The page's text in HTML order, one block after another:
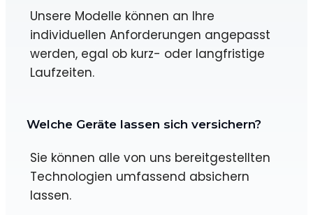
Unsere Modelle können an Ihre
individuellen Anforderungen angepasst
werden, egal ob kurz- oder langfristige
Laufzeiten.
Welche Geräte lassen sich versichern?
Sie können alle von uns bereitgestellten
Technologien umfassend absichern
lassen.